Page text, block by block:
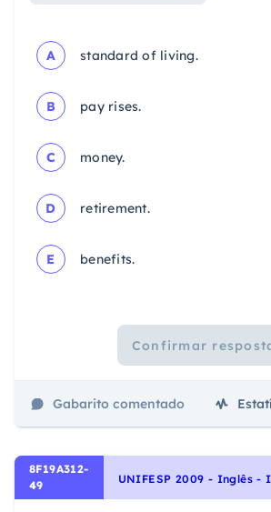
A standard of living.
B pay rises.
C money.
D retirement.
E benefits.
Confirmar
Gabarito comentado
8F19A312-
49